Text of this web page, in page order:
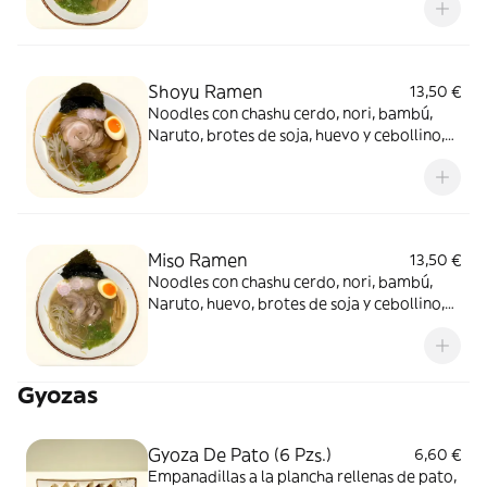
Shoyu Ramen
13,50 €
Noodles con chashu cerdo, nori, bambú,
Naruto, brotes de soja, huevo y cebollino,
Miso Ramen
13,50 €
Noodles con chashu cerdo, nori, bambú,
Naruto, huevo, brotes de soja y cebollino,
Gyozas
Gyoza De Pato (6 Pzs.)
6,60 €
Empanadillas a la plancha rellenas de pato,